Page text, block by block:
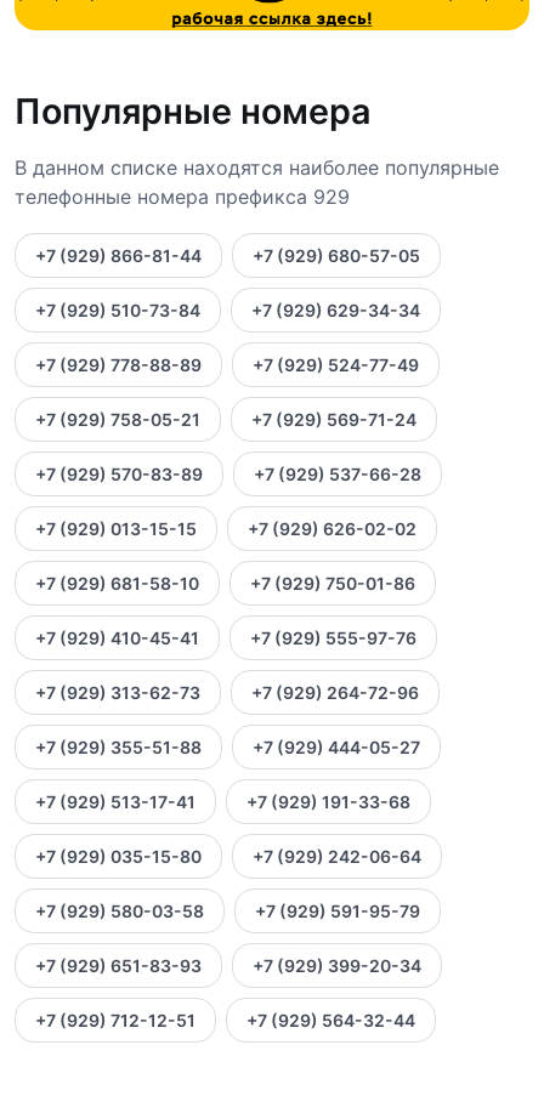
Популярные номера
В данном списке находятся наиболее популярные
телефонные номера префикса 929
+7 (929) 866-81-44 +7 (929) 680-57-05
+7 (929) 510-73-84 +7 (929) 629-34-34
+7 (929) 778-88-89 +7 (929) 524-77-49
+7 (929) 758-05-21 +7 (929) 569-71-24
+7 (929) 570-83-89 +7 (929) 537-66-28
+7 (929) 013-15-15 +7 (929) 626-02-02
+7 (929) 681-58-10 +7 (929) 750-01-86
+7 (929) 410-45-41 +7 (929) 555-97-76
+7 (929) 313-62-73 +7 (929) 264-72-96
+7 (929) 355-51-88 +7 (929) 444-05-27
+7 (929) 513-17-41 +7 (929) 191-33-68
+7 (929) 035-15-80 +7 (929) 242-06-64
+7 (929) 580-03-58 +7 (929) 591-95-79
+7 (929) 651-83-93 +7 (929) 399-20-34
+7 (929) 712-12-51 +7 (929) 564-32-44